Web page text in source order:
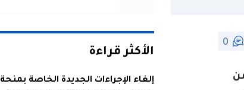
0
الأكثر قراءة
إلغاء الإجراءات الجديدة الخاصة بمنحة